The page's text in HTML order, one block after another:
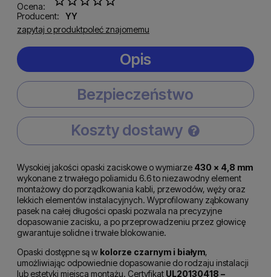
Ocena:
Producent:
YY
zapytaj o produktpoleć znajomemu
Opis
Bezpieczeństwo
Koszty dostawy
Cena nie zawiera ewentualnych kosztów płatności
Wysokiej jakości opaski zaciskowe o wymiarze 430 × 4,8 mm
wykonane z trwałego poliamidu 6.6 to niezawodny element
montażowy do porządkowania kabli, przewodów, węży oraz
lekkich elementów instalacyjnych. Wyprofilowany ząbkowany
pasek na całej długości opaski pozwala na precyzyjne
dopasowanie zacisku, a po przeprowadzeniu przez głowicę
gwarantuje solidne i trwałe blokowanie.
Opaski dostępne są w kolorze czarnym i białym,
umożliwiając odpowiednie dopasowanie do rodzaju instalacji
lub estetyki miejsca montażu. Certyfikat UL20130418 –